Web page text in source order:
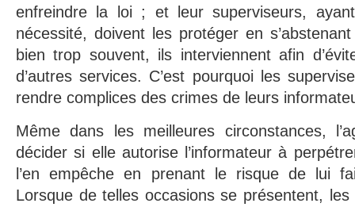
enfreindre la loi ; et leur superviseurs,
nécessité, doivent les protéger en
bien trop souvent, ils interviennent afin
d’autres services. C’est pourquoi les
rendre complices des crimes de leurs
Même dans les meilleures circonstances,
décider si elle autorise l’informateur à
l’en empêche en prenant le risque de lui
Lorsque de telles occasions se présentent,